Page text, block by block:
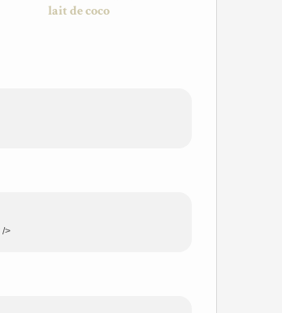
lait de coco
/>